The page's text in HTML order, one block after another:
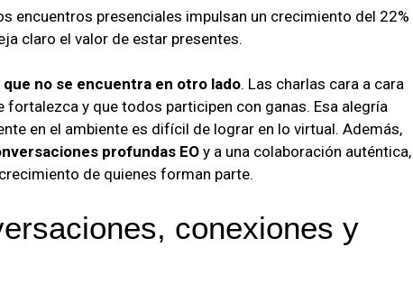
encuentros presenciales impulsan un crecimiento del 22%
claro el valor de estar presentes.
no se encuentra en otro lado. Las charlas cara a cara
fortalezca y que todos participen con ganas. Esa alegría
en el ambiente es difícil de lograr en lo virtual. Además,
profundas EO y a una colaboración auténtica,
de quienes forman parte.
conexiones y